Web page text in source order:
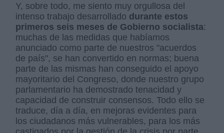
Y, sobre todo, me siento muy orgullosa del
intenso trabajo desarrollado durante estos
primeros seis meses de Gobierno socialista:
muchas de las medidas que habíamos
anunciado como parte de nuestros "acuerdos
de país", se han convertido en normas; buena
parte de las mismas han conseguido el apoyo
mayoritario del Congreso, donde nuestro grupo
parlamentario ha demostrado tenacidad y
capacidad de construir consensos. Todo ello se
traduce, día a día, en mejoras evidentes para
los ciudadanos más vulnerables, para los más